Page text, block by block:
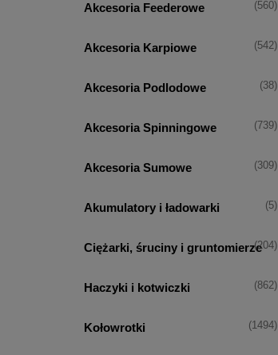
Akcesoria Feederowe (560)
Akcesoria Karpiowe (542)
Akcesoria Podlodowe (38)
Akcesoria Spinningowe (739)
Akcesoria Sumowe (309)
Akumulatory i ładowarki (5)
Ciężarki, śruciny i gruntomierze(204)
Haczyki i kotwiczki (862)
Kołowrotki (1494)